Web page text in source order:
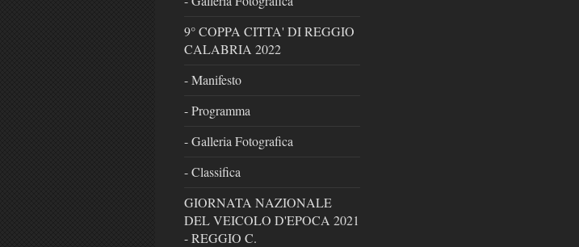
9° COPPA CITTA' DI REGGIO
CALABRIA 2022
- Manifesto
- Programma
- Galleria Fotografica
- Classifica
GIORNATA NAZIONALE
DEL VEICOLO D'EPOCA 2021
- REGGIO C.